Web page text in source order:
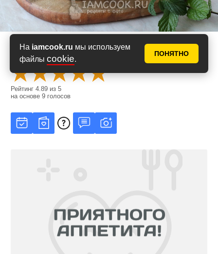
На iamcook.ru мы используем
файлы cookie.
ПОНЯТНО
Оценить рецепт
Рейтинг4.89 из5
на основе9 голосов